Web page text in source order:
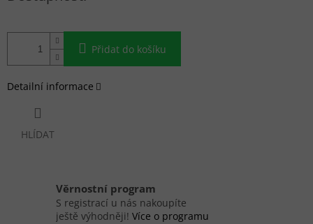
Přidat do košíku
Detailní informace
HLÍDAT
Věrnostní program
S registrací u nás nakoupíte
ještě výhodněji! Více o programu